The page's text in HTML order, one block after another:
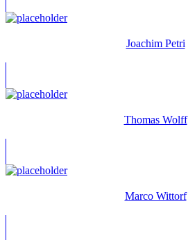
Joachim Petri
Thomas Wolff
Marco Wittorf